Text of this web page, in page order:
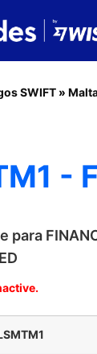
SWIFT »
-
para